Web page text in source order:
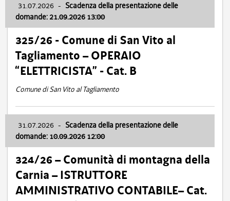
31.07.2026 - Scadenza della presentazione delle
domande: 21.09.2026 13:00
325/26 - Comune di San Vito al
Tagliamento – OPERAIO
“ELETTRICISTA” - Cat. B
Comune di San Vito al Tagliamento
31.07.2026 - Scadenza della presentazione delle
domande: 10.09.2026 12:00
324/26 – Comunità di montagna della
Carnia – ISTRUTTORE
AMMINISTRATIVO CONTABILE– Cat.